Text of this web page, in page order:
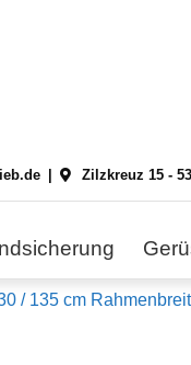
Zilzkreuz 15 -
/ 135 cm